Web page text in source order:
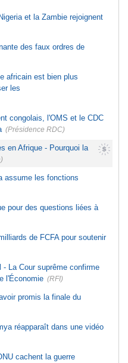
et la Zambie rejoignent
des faux ordres de
africain est bien plus
les
congolais, l'OMS et le CDC
(Présidence RDC)
en Afrique - Pourquoi la
assume les fonctions
pour des questions liées à
de FCFA pour soutenir
La Cour suprême confirme
l'Économie (RFI)
promis la finale du
réapparaît dans une vidéo
cachent la guerre